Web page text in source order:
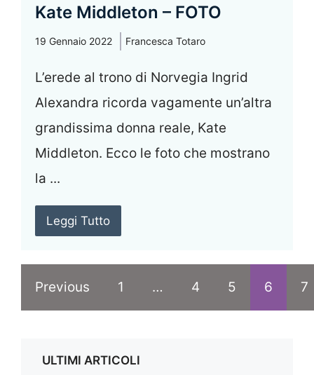
Kate Middleton – FOTO
19 Gennaio 2022 Francesca Totaro
L’erede al trono di Norvegia Ingrid
Alexandra ricorda vagamente un’altra
grandissima donna reale, Kate
Middleton. Ecco le foto che mostrano
la ...
Leggi Tutto
Previous 1 … 4 5 6 7
ULTIMI ARTICOLI